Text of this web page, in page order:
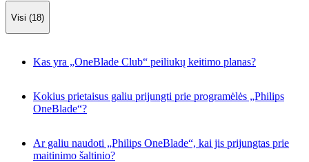
Visi (18)
Kas yra „OneBlade Club“ peiliukų keitimo planas?
Kokius prietaisus galiu prijungti prie programėlės „Philips
OneBlade“?
Ar galiu naudoti „Philips OneBlade“, kai jis prijungtas prie
maitinimo šaltinio?